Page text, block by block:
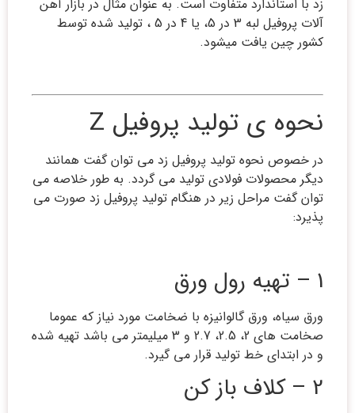
زد با استاندارد متفاوت است. به عنوان مثال در بازار آهن
آلات پروفیل لبه 3 در 5، یا 4 در 5 ، تولید شده توسط
کشور چین یافت میشود.
نحوه ی تولید پروفیل Z
در خصوص نحوه تولید پروفیل زد می توان گفت همانند
دیگر محصولات فولادی تولید می گردد. به طور خلاصه می
توان گفت مراحل زیر در هنگام تولید پروفیل زد صورت می
پذیرد:
1 – تهیه رول ورق
ورق سیاه، ورق گالوانیزه با ضخامت مورد نیاز که عموما
صخامت های 2، 2.5، 2.7 و 3 میلیمتر می باشد تهیه شده
و در ابتدای خط تولید قرار می گیرد.
2 – کلاف باز کن